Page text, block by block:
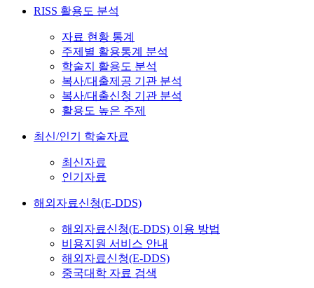
RISS 활용도 분석
자료 현황 통계
주제별 활용통계 분석
학술지 활용도 분석
복사/대출제공 기관 분석
복사/대출신청 기관 분석
활용도 높은 주제
최신/인기 학술자료
최신자료
인기자료
해외자료신청(E-DDS)
해외자료신청(E-DDS) 이용 방법
비용지원 서비스 안내
해외자료신청(E-DDS)
중국대학 자료 검색